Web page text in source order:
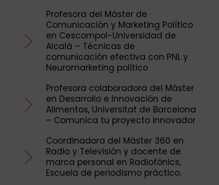
Profesora del Máster de
Comunicación y Marketing Político
en Cescompol-Universidad de
Alcalá – Técnicas de
comunicación efectiva con PNL y
Neuromarketing político
Profesora colaboradora del Máster
en Desarrollo e Innovación de
Alimentos, Universitat de Barcelona
– Comunica tu proyecto innovador
Coordinadora del Máster 360 en
Radio y Televisión y docente de
marca personal en Radiofònics,
Escuela de periodismo práctico.